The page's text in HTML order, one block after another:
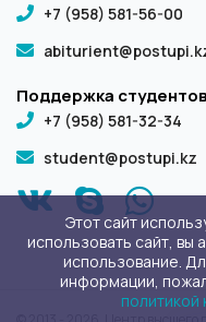
+7 (958) 581-56-00
Поддержка
+7 (958) 581-32-34
student@postupi.kz
Этот сайт
использовать сайт, вы
использование.
информации,
политикой